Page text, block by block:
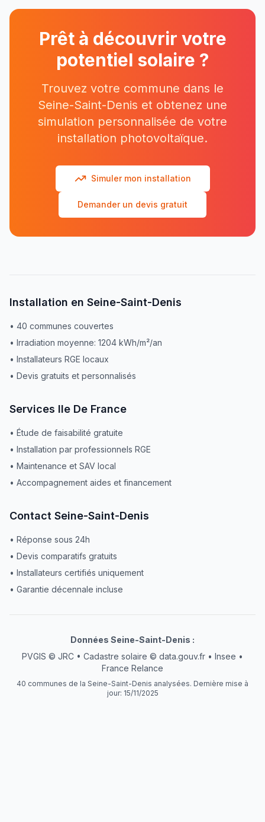
Prêt à découvrir votre
potentiel solaire ?
Trouvez votre commune dans le
Seine-Saint-Denis et obtenez une
simulation personnalisée de votre
installation photovoltaïque.
Simuler mon installation
Demander un devis gratuit
Installation en Seine-Saint-Denis
• 40 communes couvertes
• Irradiation moyenne: 1204 kWh/m²/an
• Installateurs RGE locaux
• Devis gratuits et personnalisés
Services Ile De France
• Étude de faisabilité gratuite
• Installation par professionnels RGE
• Maintenance et SAV local
• Accompagnement aides et financement
Contact Seine-Saint-Denis
• Réponse sous 24h
• Devis comparatifs gratuits
• Installateurs certifiés uniquement
• Garantie décennale incluse
Données Seine-Saint-Denis :
PVGIS © JRC • Cadastre solaire © data.gouv.fr • Insee •
France Relance
40 communes de la Seine-Saint-Denis analysées. Dernière mise à
jour: 15/11/2025